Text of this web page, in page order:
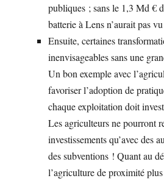
publiques ; sans le 1,3 Md €
batterie à Lens n’aurait pas
Ensuite, certaines
inenvisageables sans une
Un bon exemple avec
favoriser l’adoption de
chaque exploitation doit
Les agriculteurs ne pourront
investissements qu’avec des
des subventions ! Quant au
l’agriculture de proximité